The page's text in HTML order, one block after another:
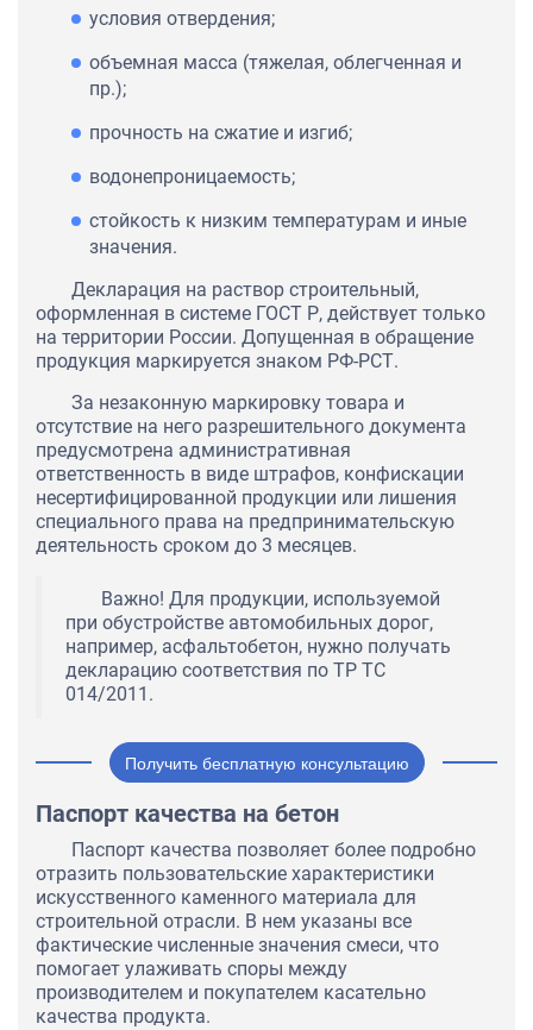
условия отвердения;
объемная масса (тяжелая, облегченная и
пр.);
прочность на сжатие и изгиб;
водонепроницаемость;
стойкость к низким температурам и иные
значения.
Декларация на раствор строительный,
оформленная в системе ГОСТ Р, действует только
на территории России. Допущенная в обращение
продукция маркируется знаком РФ-РСТ.
За незаконную маркировку товара и
отсутствие на него разрешительного документа
предусмотрена административная
ответственность в виде штрафов, конфискации
несертифицированной продукции или лишения
специального права на предпринимательскую
деятельность сроком до 3 месяцев.
Важно! Для продукции, используемой
при обустройстве автомобильных дорог,
например, асфальтобетон, нужно получать
декларацию соответствия по ТР ТС
014/2011.
Получить бесплатную консультацию
Паспорт качества на бетон
Паспорт качества позволяет более подробно
отразить пользовательские характеристики
искусственного каменного материала для
строительной отрасли. В нем указаны все
фактические численные значения смеси, что
помогает улаживать споры между
производителем и покупателем касательно
качества продукта.